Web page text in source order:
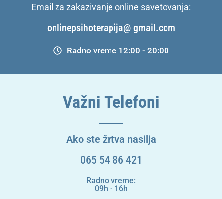
Email za zakazivanje online savetovanja:
onlinepsihoterapija@ gmail.com
Radno vreme 12:00 - 20:00
Važni Telefoni
Ako ste žrtva nasilja
065 54 86 421
Radno vreme:
09h - 16h